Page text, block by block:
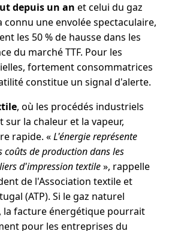
depuis un an et celui du gaz
connu une envolée spectaculaire,
les 50 % de hausse dans les
du marché TTF. Pour les
fortement consommatrices
constitue un signal d'alerte.
, où les procédés industriels
la chaleur et la vapeur,
rapide. «L'énergie représente
coûts de production dans les
d'impression textile», rappelle
de l'Association textile et
(ATP). Si le gaz naturel
la facture énergétique pourrait
pour les entreprises du